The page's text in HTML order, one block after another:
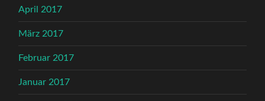
April 2017
März 2017
Februar 2017
Januar 2017